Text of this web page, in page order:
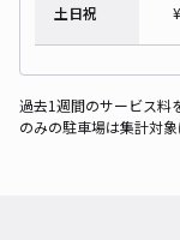
土日祝 ¥
過去1週間のサービス料
のみの駐車場は集計対象